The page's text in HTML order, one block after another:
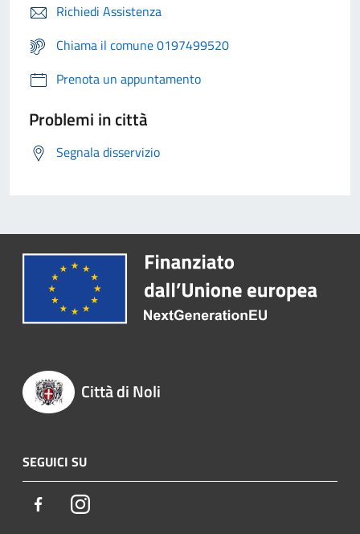
Richiedi Assistenza
Chiama il comune 0197499520
Prenota un appuntamento
Problemi in città
Segnala disservizio
Città di Noli
SEGUICI SU
FacebookInstagram